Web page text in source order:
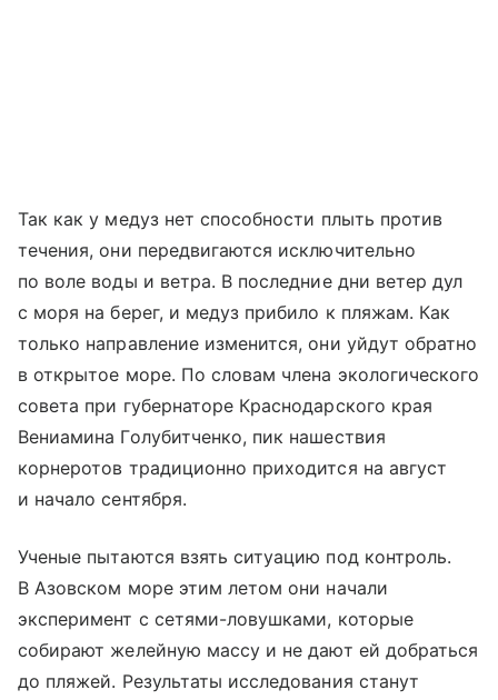
Так как у медуз нет способности плыть против
течения, они передвигаются исключительно
по воле воды и ветра. В последние дни ветер дул
с моря на берег, и медуз прибило к пляжам. Как
только направление изменится, они уйдут обратно
в открытое море. По словам члена экологического
совета при губернаторе Краснодарского края
Вениамина Голубитченко, пик нашествия
корнеротов традиционно приходится на август
и начало сентября.
Ученые пытаются взять ситуацию под контроль.
В Азовском море этим летом они начали
эксперимент с сетями-ловушками, которые
собирают желейную массу и не дают ей добраться
до пляжей. Результаты исследования станут